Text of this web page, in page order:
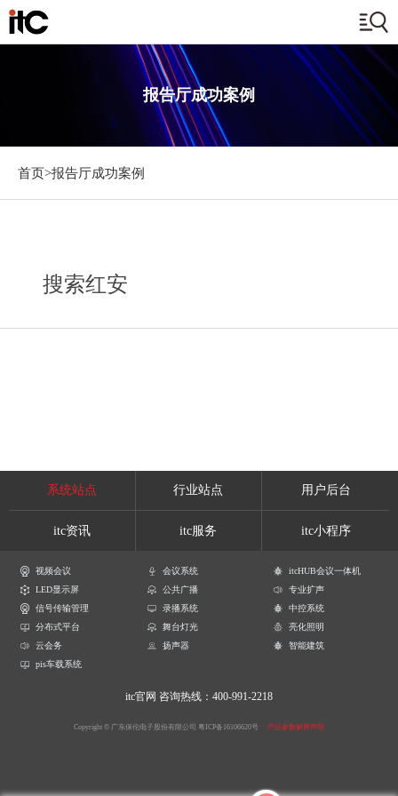
报告厅成功案例
首页>报告厅成功案例
搜索红安
系统站点 行业站点 用户后台
itc资讯 itc服务 itc小程序
视频会议 会议系统
itcHUB会议一体机
LED显示屏
公共广播
专业扩声
信号传输管理
录播系统
中控系统
分布式平台
舞台灯光
亮化照明
云会务
扬声器
智能建筑
pis车载系统
itc官网 咨询热线：400-991-2218
Copyright © 广东保伦电子股份有限公司 粤ICP备16106620号 产品参数解释声明